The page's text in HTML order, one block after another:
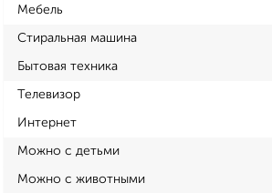
Мебель
Стиральная машина
Бытовая техника
Телевизор
Интернет
Можно с детьми
Можно с животными